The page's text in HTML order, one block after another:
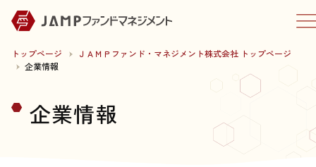
トップページ
ＪＡＭＰファンド・マネジメント株式会社 トップページ
企業情報
企業情報